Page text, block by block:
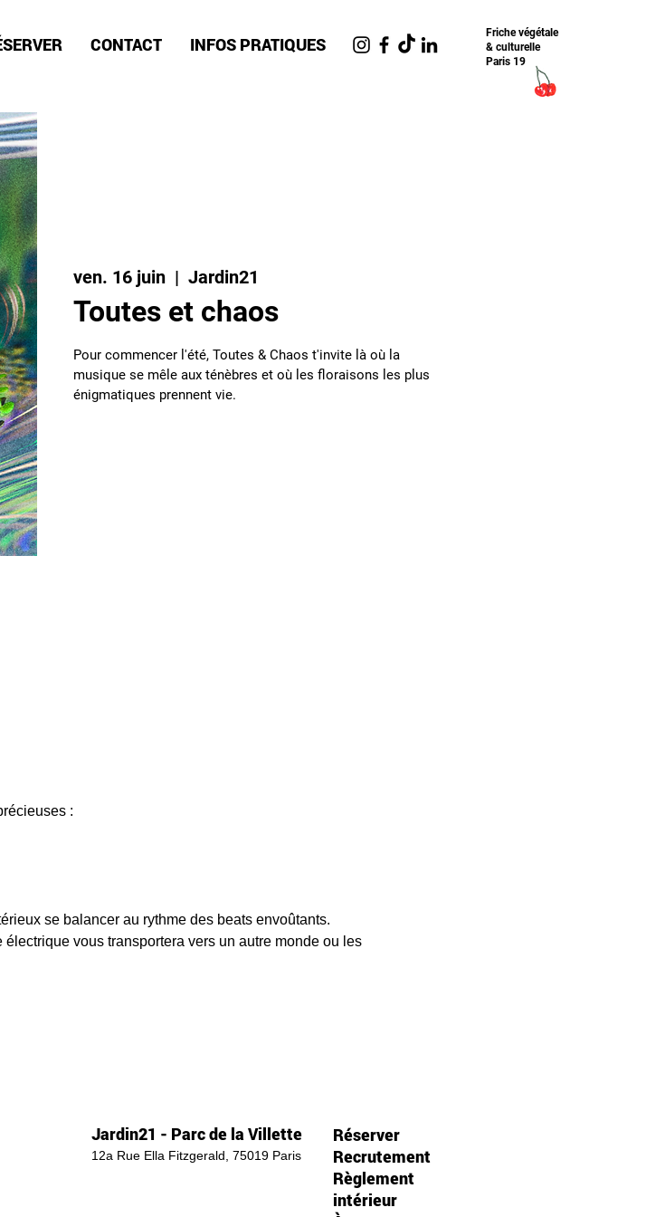
CONTACT INFOS PRATIQUES
Friche​ végétale
& culturelle
Paris 19
ven. 16 juin
  |
Jardin21
Toutes et chaos
Pour commencer l'été, Toutes & Chaos t'invite là où la
musique se mêle aux ténèbres et où les floraisons les plus
énigmatiques prennent vie.
:
se balancer au rythme des beats envoûtants.
électrique vous transportera vers un autre monde ou les
Jardin21 - Parc de la Villette
12a Rue Ella Fitzgerald, 75019 Paris
Réserver
Recrutement
Règlement
intérieur